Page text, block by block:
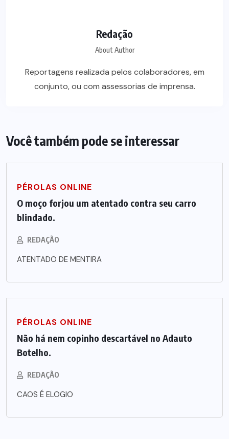
Redação
About Author
Reportagens realizada pelos colaboradores, em
conjunto, ou com assessorias de imprensa.
Você também pode se interessar
PÉROLAS ONLINE
O moço forjou um atentado contra seu carro
blindado.
REDAÇÃO
ATENTADO DE MENTIRA
PÉROLAS ONLINE
Não há nem copinho descartável no Adauto
Botelho.
REDAÇÃO
CAOS É ELOGIO